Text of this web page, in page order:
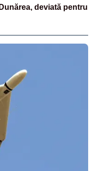
deviată pentru